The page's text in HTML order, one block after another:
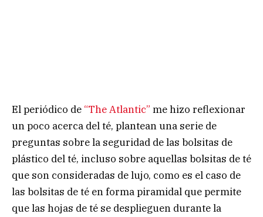
El periódico de “The Atlantic” me hizo reflexionar
un poco acerca del té, plantean una serie de
preguntas sobre la seguridad de las bolsitas de
plástico del té, incluso sobre aquellas bolsitas de té
que son consideradas de lujo, como es el caso de
las bolsitas de té en forma piramidal que permite
que las hojas de té se desplieguen durante la